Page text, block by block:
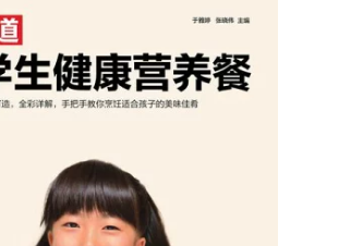
3C家電 運動休閒 親子玩具
化妝保養